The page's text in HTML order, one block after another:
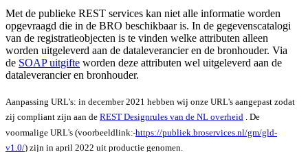
Met de publieke REST services kan niet alle informatie worden
opgevraagd die in de BRO beschikbaar is. In de gegevenscatalogi
van de registratieobjecten is te vinden welke attributen alleen
worden uitgeleverd aan de dataleverancier en de bronhouder. Via
de SOAP uitgifte worden deze attributen wel uitgeleverd aan de
dataleverancier en bronhouder.
Aanpassing URL's: in december 2021 hebben wij onze URL's aangepast zodat
zij compliant zijn aan de REST Designrules van de NL overheid . De
voormalige URL's (voorbeeldlink: https://publiek.broservices.nl/gm/gld-
v1.0/) zijn in april 2022 uit productie genomen.